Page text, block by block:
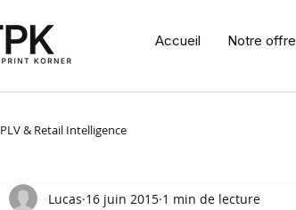
Accueil Notre offre
PLV & Retail Intelligence
Lucas 16 juin 2015 1 min de lecture